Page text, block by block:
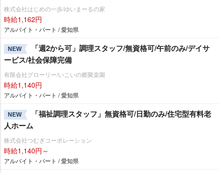
株式会社はじめの一歩/ゆいまーるの家
時給1,162円
アルバイト・パート / 愛知県
NEW
「週2から可」調理スタッフ/無資格可/午前のみ/デイサ
ービス/社会保障完備
有限会社グローリー/いこいの郷聚楽園
時給1,140円
アルバイト・パート / 愛知県
NEW
「福祉調理スタッフ」無資格可/日勤のみ/住宅型有料老
人ホーム
株式会社つむぎコーポレーション
時給1,140円～
アルバイト・パート / 愛知県